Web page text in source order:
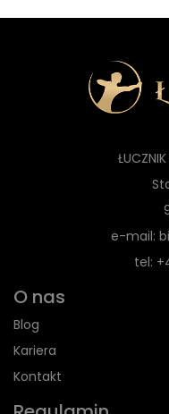
e-mail:
tel:
O nas
Blog
Kariera
Kontakt